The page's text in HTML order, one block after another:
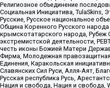
Религиозное объединение
Социальная Инициатива, TulaSkins,
Русские, Русское национальное
Община Коренного Русского
крымскотатарского народа,
экстремистской деятельности,
честь иконы Божией Матери
Фирма, Молодежная
Единения, Каракольская
Славянских Сил Руси, Алля-Аят,
Русская республика Русь,
Нация и свобода, Нация и свобода,